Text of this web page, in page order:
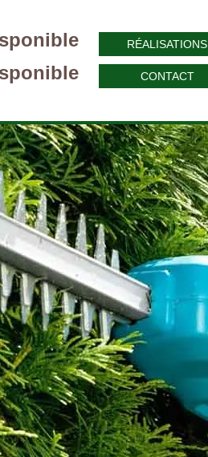
RÉALISATIONS
CONTACT